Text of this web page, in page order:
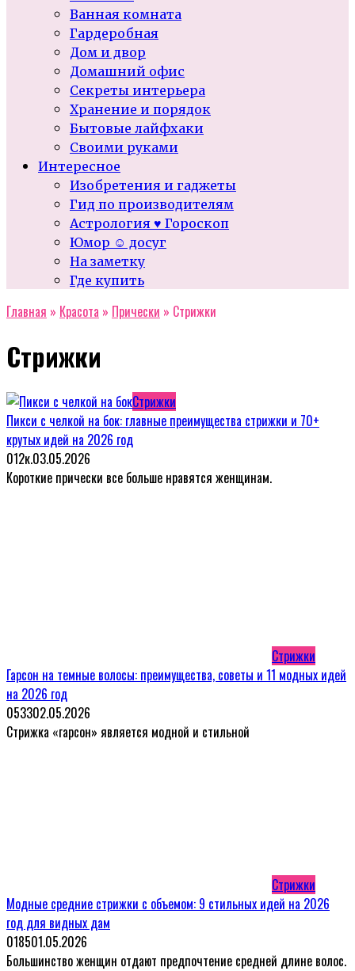
Ванная комната
Гардеробная
Дом и двор
Домашний офис
Секреты интерьера
Хранение и порядок
Бытовые лайфхаки
Своими руками
Интересное
Изобретения и гаджеты
Гид по производителям
Астрология ♥ Гороскоп
Юмор ☺ досуг
На заметку
Где купить
Главная » Красота » Прически » Стрижки
Стрижки
Стрижки
Пикси с челкой на бок: главные преимущества стрижки и 70+
крутых идей на 2026 год
012к.03.05.2026
Короткие прически все больше нравятся женщинам.
Стрижки
Гарсон на темные волосы: преимущества, советы и 11 модных идей
на 2026 год
053302.05.2026
Стрижка «гарсон» является модной и стильной
Стрижки
Модные средние стрижки с объемом: 9 стильных идей на 2026
год для видных дам
018501.05.2026
Большинство женщин отдают предпочтение средней длине волос.